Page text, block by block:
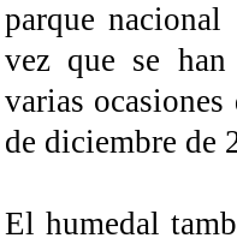
parque
vez que se
varias
de diciembre de
El humedal